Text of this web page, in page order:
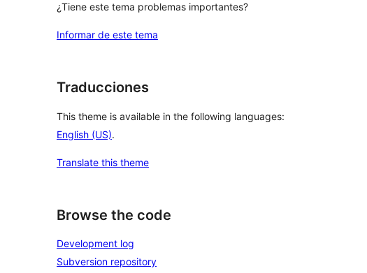
¿Tiene este tema problemas importantes?
Informar de este tema
Traducciones
This theme is available in the following languages:
English (US).
Translate this theme
Browse the code
Development log
Subversion repository